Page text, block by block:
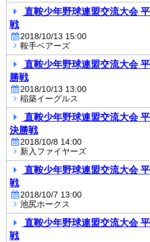
直鞍少年野球連盟交流大会
戦
2018/10/13 15:00
鞍手ベアーズ
直鞍少年野球連盟交流大会
勝戦
2018/10/13 13:00
稲築イーグルス
直鞍少年野球連盟交流大会
決勝戦
2018/10/8 14:00
新入ファイヤーズ
直鞍少年野球連盟交流大会
戦
2018/10/7 13:00
池尻ホークス
直鞍少年野球連盟交流大会
戦